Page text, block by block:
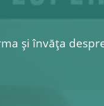
și învăța